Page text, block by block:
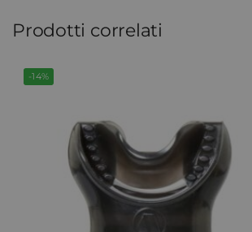
Prodotti correlati
-14%